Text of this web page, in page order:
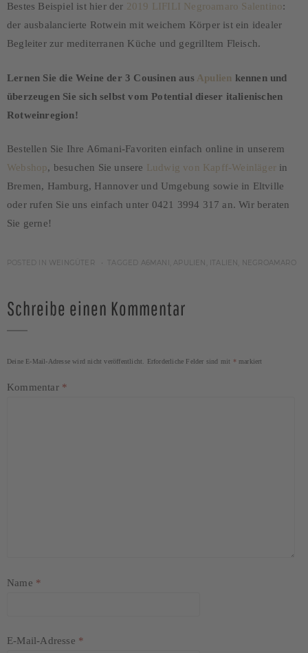
Bestes Beispiel ist hier der 2019 LIFILI Negroamaro Salentino:
der ausbalancierte Rotwein mit weichem Körper ist ein idealer
Begleiter zur mediterranen Küche und gegrilltem Fleisch.
Lernen Sie die Weine der 3 Cousinen aus Apulien kennen und
überzeugen Sie sich selbst vom Potential dieser italienischen
Rotweinregion!
Bestellen Sie Ihre A6mani-Favoriten einfach online in unserem
Webshop, besuchen Sie unsere Ludwig von Kapff-Weinläger in
Bremen, Hamburg, Hannover und Umgebung sowie in Eltville
oder rufen Sie uns einfach unter 0421 3994 317 an. Wir beraten
Sie gerne!
WEINGÜTER TAGGED A6MANI APULIEN ITALIEN NEGROAMARO
Schreibe einen Kommentar
Deine E-Mail-Adresse wird nicht veröffentlicht. Erforderliche Felder sind mit * markiert
Kommentar *
Name *
E-Mail-Adresse *